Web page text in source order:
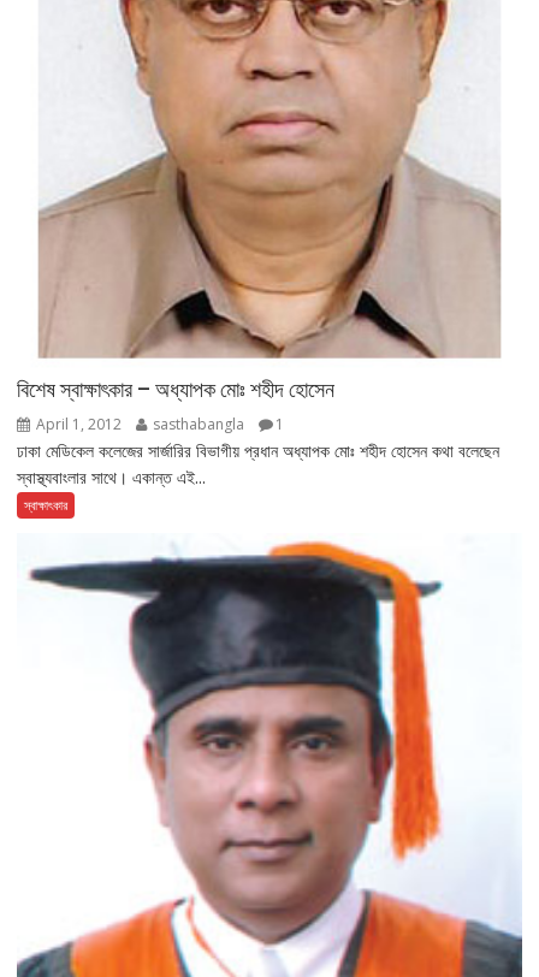
বিশেষ স্বাক্ষাৎকার – অধ্যাপক মোঃ শহীদ হোসেন
April 1, 2012 sasthabangla 1
ঢাকা মেডিকেল কলেজের সার্জারির বিভাগীয় প্রধান অধ্যাপক মোঃ শহীদ হোসেন কথা বলেছেন
স্বাস্থ্যবাংলার সাথে। একান্ত এই...
স্বাক্ষাৎকার